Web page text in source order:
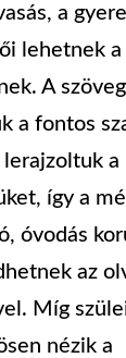
a
lehetnek a
A
a fontos
a
így a
óvodás
az
Míg
nézik a